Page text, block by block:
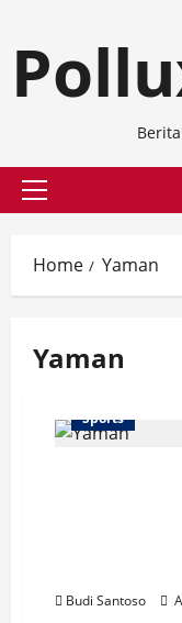
content
Primary
Home Yaman
Yaman
Sports
Budi Santoso